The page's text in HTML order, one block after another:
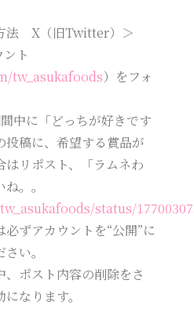
法 X（旧Twitter）＞
ト
tw_asukafoods）をフォ
中に「どっちが好きです
投稿に、希望する賞品が
はリポスト、「ラムネわ
。。
status/
ずアカウントを“公開”に
い。
ポスト内容の削除をさ
なります。